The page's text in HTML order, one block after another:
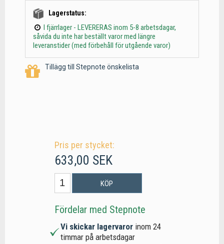
Lagerstatus:
I fjärrlager - LEVERERAS inom 5-8 arbetsdagar,
såvida du inte har beställt varor med längre
leveranstider (med förbehåll för utgående varor)
Tillägg till Stepnote önskelista
Pris per stycket:
633,00 SEK
KÖP
Fördelar med Stepnote
Vi skickar lagervaror inom 24
timmar på arbetsdagar